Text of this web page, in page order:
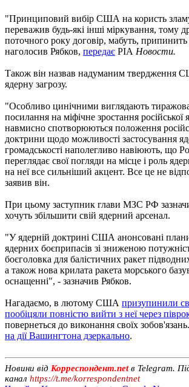
"Принциповий вибір США на користь
переважив будь-які інші міркування, тому
поточного року договір, мабуть,
наголосив Рябков, передає РІА Новости.
Також він назвав надуманим твердження
ядерну загрозу.
"Особливо цинічними виглядають
посилання на міфічне зростання російської
навмисно спотворюються положення
доктрини щодо можливості застосування
громадськості наполегливо навіюють, що
переглядає свої погляди на місце і роль
на неї все сильніший акцент. Все це не
заявив він.
При цьому заступник глави МЗС РФ
хочуть збільшити свій ядерний арсенал.
"У ядерній доктрині США анонсовані
ядерних боєприпасів зі зниженою
боєголовка для балістичних ракет
а також нова крилата ракета морського
оснащенні", - зазначив Рябков.
Нагадаємо, в лютому США призупинили
пообіцяли повністю вийти з неї через
повернеться до виконання своїх
на дії Вашингтона дзеркально.
Новини від Корреспондент.netв Telegram.
канал https://t.me/korrespondentnet